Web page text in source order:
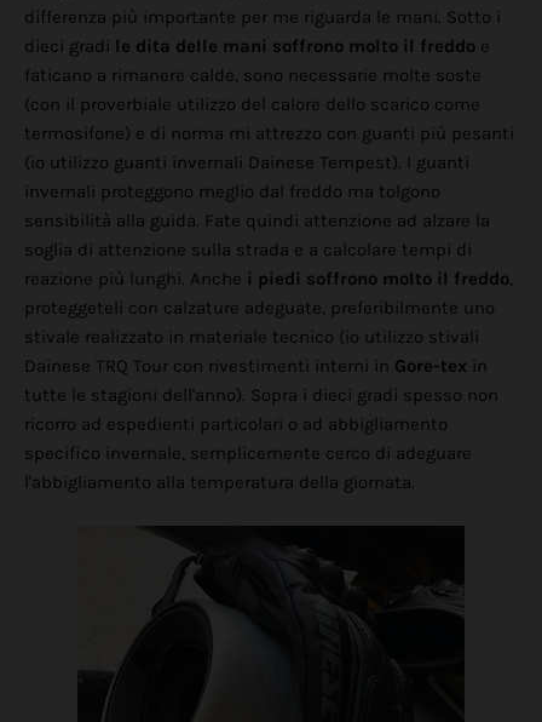
differenza più importante per me riguarda le mani. Sotto i
dieci gradi le dita delle mani soffrono molto il freddo e
faticano a rimanere calde, sono necessarie molte soste
(con il proverbiale utilizzo del calore dello scarico come
termosifone) e di norma mi attrezzo con guanti più pesanti
(io utilizzo guanti invernali Dainese Tempest). I guanti
invernali proteggono meglio dal freddo ma tolgono
sensibilità alla guida. Fate quindi attenzione ad alzare la
soglia di attenzione sulla strada e a calcolare tempi di
reazione più lunghi. Anche i piedi soffrono molto il freddo,
proteggeteli con calzature adeguate, preferibilmente uno
stivale realizzato in materiale tecnico (io utilizzo stivali
Dainese TRQ Tour con rivestimenti interni in Gore-tex in
tutte le stagioni dell'anno). Sopra i dieci gradi spesso non
ricorro ad espedienti particolari o ad abbigliamento
specifico invernale, semplicemente cerco di adeguare
l'abbigliamento alla temperatura della giornata.